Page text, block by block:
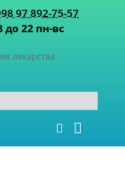
97 892-75-57
до 22 пн-вс
лекарства